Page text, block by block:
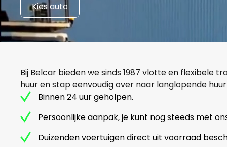
Kies auto
Bij Belcar bieden we sinds 1987 vlotte en flexibele
huur en stap eenvoudig over naar langlopende
Binnen 24 uur geholpen.
Persoonlijke aanpak, je kunt nog steeds met
Duizenden voertuigen direct uit voorraad